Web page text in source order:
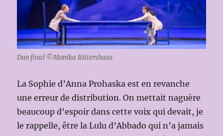
Duo final ©Monika Rittershaus
La Sophie d’Anna Prohaska est en revanche
une erreur de distribution. On mettait naguère
beaucoup d’espoir dans cette voix qui devait, je
le rappelle, être la Lulu d’Abbado qui n’a jamais